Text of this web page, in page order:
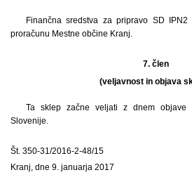
Finančna sredstva za pripravo SD
proračunu Mestne občine Kranj.
7. člen
(veljavnost in objava
Ta sklep začne veljati z dnem objave
Slovenije.
Št. 350-31/2016-2-48/15
Kranj, dne 9. januarja 2017